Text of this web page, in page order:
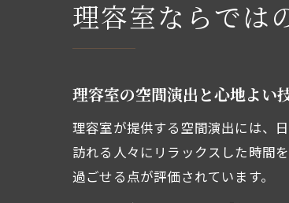
理容室ならでは
理容室の空間演出と心地よい
理容室が提供する空間演出には、
訪れる人々にリラックスした時間
過ごせる点が評価されています。